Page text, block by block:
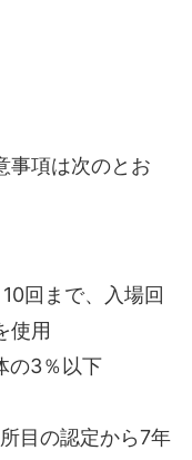
事項は次のとお
回まで、入場回
使用
の3％以下
目の認定から7年